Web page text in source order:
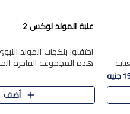
علبة المولد لوكس 2
احتفلوا بنكهات المولد
قطعة، والتي تم اختيارها
تشكيلة واسعة من الحلويات
المفضلة. تشمل المجموعة
أضف